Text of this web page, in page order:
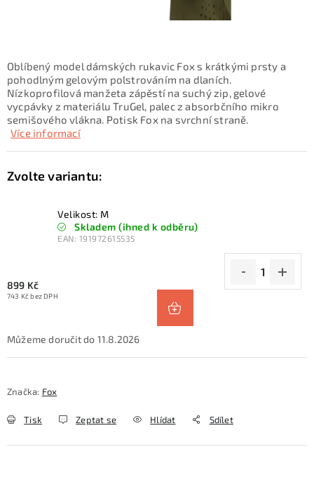
Oblíbený model dámských rukavic Fox s krátkými prsty a
pohodlným gelovým polstrováním na dlaních.
Nízkoprofilová manžeta zápěstí na suchý zip, gelové
vycpávky z materiálu TruGel, palec z absorbčního mikro
semišového vlákna. Potisk Fox na svrchní straně.
Více informací
Velikost: M
Skladem (ihned k odběru)
EAN: 191972615535
899 Kč
743 Kč bez DPH
11.8.2026
Značka: Fox
Tisk Zeptat se Hlídat Sdílet